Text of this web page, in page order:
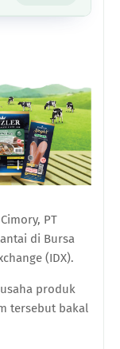
PT
di Bursa
(IDX).
produk
tersebut bakal